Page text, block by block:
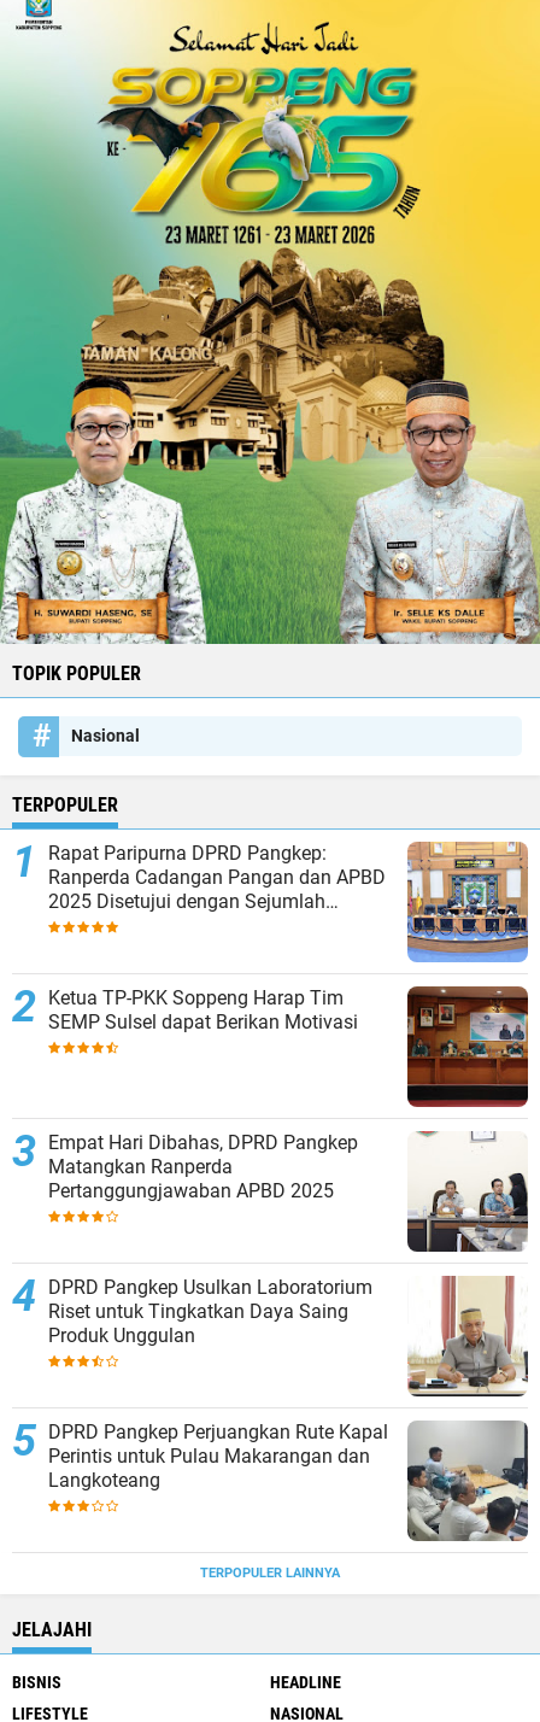
TOPIK POPULER
Nasional
TERPOPULER
Rapat Paripurna DPRD Pangkep:
Ranperda Cadangan Pangan dan APBD
2025 Disetujui dengan Sejumlah
Catatan
Ketua TP-PKK Soppeng Harap Tim
SEMP Sulsel dapat Berikan Motivasi
Empat Hari Dibahas, DPRD Pangkep
Matangkan Ranperda
Pertanggungjawaban APBD 2025
DPRD Pangkep Usulkan Laboratorium
Riset untuk Tingkatkan Daya Saing
Produk Unggulan
DPRD Pangkep Perjuangkan Rute Kapal
Perintis untuk Pulau Makarangan dan
Langkoteang
TERPOPULER LAINNYA
JELAJAHI
BISNIS
HEADLINE
LIFESTYLE
NASIONAL